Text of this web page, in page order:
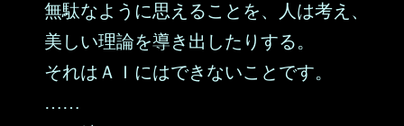
無駄なように思えることを、人は考え、
美しい理論を導き出したりする。
それはＡＩにはできないことです。
……